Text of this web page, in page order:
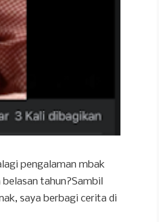
pengalaman mbak
tahun?Sambil
saya berbagi cerita di